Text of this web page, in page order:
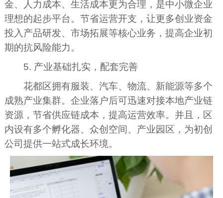
金、人力成本、生活成本更为合理，是中小微企业
理想的起步平台。节省运营开支，让更多创业资金
投入产品研发、市场拓展等核心业务，提高企业初
期的抗风险能力。
5. 产业基础扎实，配套完善
花都区拥有服装、汽车、物流、新能源等多个
成熟产业集群。企业落户后可迅速对接本地产业链
资源，节省供应链成本，提高运营效率。并且，区
内设有多个孵化器、众创空间、产业园区，为初创
公司提供一站式成长环境。